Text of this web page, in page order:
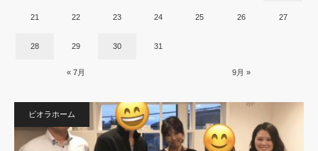
« 7月 9月 »
21 22 23 24 25 26 27
28 29 30 31
ビオラホーム